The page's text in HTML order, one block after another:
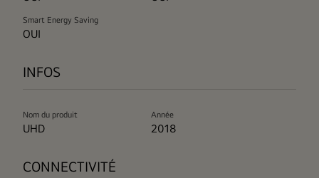
Smart Energy Saving
OUI
INFOS
Nom du produit
UHD
Année
2018
CONNECTIVITÉ